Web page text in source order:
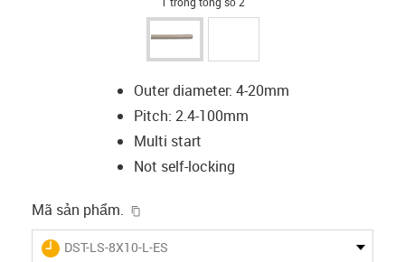
Outer diameter: 4-20mm
Pitch: 2.4-100mm
Multi start
Not self-locking
Mã sản phẩm.
igus-icon-lieferzeit
DST-LS-8X10-L-ES